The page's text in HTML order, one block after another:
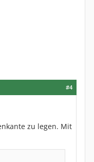
#4
zu legen. Mit